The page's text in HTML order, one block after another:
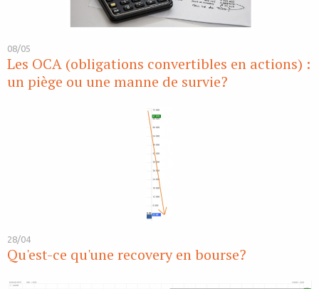
08/05
Les OCA (obligations convertibles en actions) :
un piège ou une manne de survie?
28/04
Qu'est-ce qu'une recovery en bourse?